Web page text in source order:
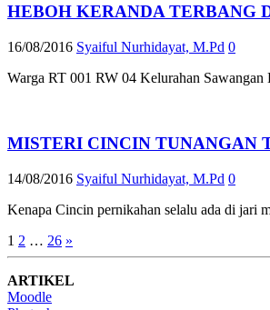
HEBOH KERANDA TERBANG
16/08/2016 Syaiful Nurhidayat, M.Pd 0
Warga RT 001 RW 04 Kelurahan
MISTERI CINCIN TUNANGAN
14/08/2016 Syaiful Nurhidayat, M.Pd 0
Kenapa Cincin pernikahan selalu ada di jari
Posts
1 2 … 26 »
ARTIKEL
Moodle